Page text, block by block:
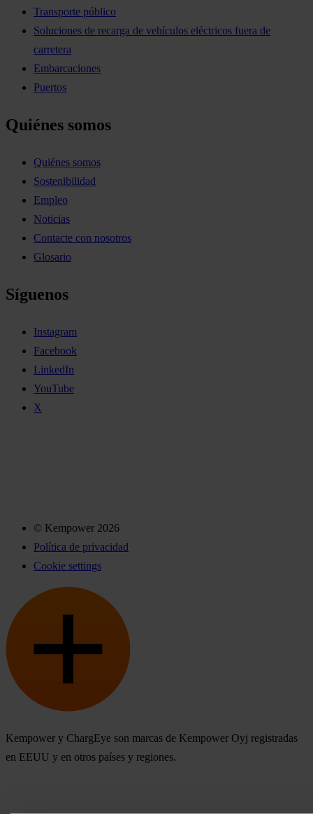
Transporte público
Soluciones de recarga de vehículos eléctricos fuera de
carretera
Embarcaciones
Puertos
Quiénes somos
Quiénes somos
Sostenibilidad
Empleo
Noticias
Contacte con nosotros
Glosario
Síguenos
Instagram
Facebook
LinkedIn
YouTube
X
© Kempower 2026
Política de privacidad
Cookie settings
Kempower y ChargEye son marcas de Kempower Oyj registradas
en EEUU y en otros países y regiones.